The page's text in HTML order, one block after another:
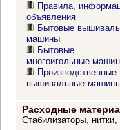
Правила,
объявления
Бытовые
машины
Бытовые
многоигольные
Производственные
вышивальные
Расходные
Стабилизаторы, нитки,